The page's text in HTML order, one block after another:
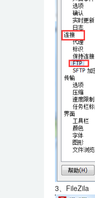
3、FileZila